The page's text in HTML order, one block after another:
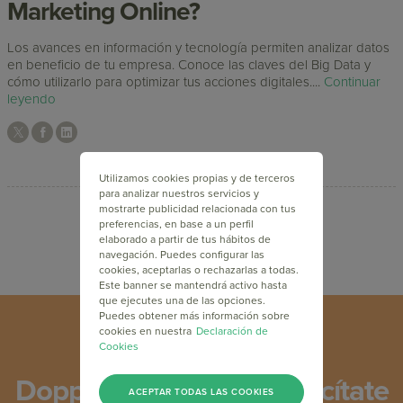
Marketing Online?
Los avances en información y tecnología permiten analizar datos
en beneficio de tu empresa. Conoce las claves del Big Data y
cómo utilizarlo para optimizar tus acciones digitales.... Continuar
leyendo
Doppler Academy: Capacítate
Utilizamos cookies propias y de terceros
para analizar nuestros servicios y
mostrarte publicidad relacionada con tus
preferencias, en base a un perfil
elaborado a partir de tus hábitos de
navegación. Puedes configurar las
cookies, aceptarlas o rechazarlas a todas.
Este banner se mantendrá activo hasta
que ejecutes una de las opciones.
Puedes obtener más información sobre
cookies en nuestra Declaración de
Cookies
ACEPTAR TODAS LAS COOKIES